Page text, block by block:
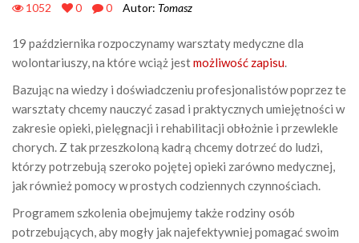
1052 0 0 Autor: Tomasz
19 października rozpoczynamy warsztaty medyczne dla
wolontariuszy, na które wciąż jestmożliwość zapisu.
Bazując na wiedzy i doświadczeniu profesjonalistów poprzez te
warsztaty chcemy nauczyć zasad i praktycznych umiejętności w
zakresie opieki, pielęgnacji i rehabilitacji obłożnie i przewlekle
chorych. Z tak przeszkoloną kadrą chcemy dotrzeć do ludzi,
którzy potrzebują szeroko pojętej opieki zarówno medycznej,
jak również pomocy w prostych codziennych czynnościach.
Programem szkolenia obejmujemy także rodziny osób
potrzebujących, aby mogły jak najefektywniej pomagać swoim